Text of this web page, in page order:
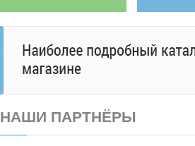
НАШИ ПАРТНЁРЫ